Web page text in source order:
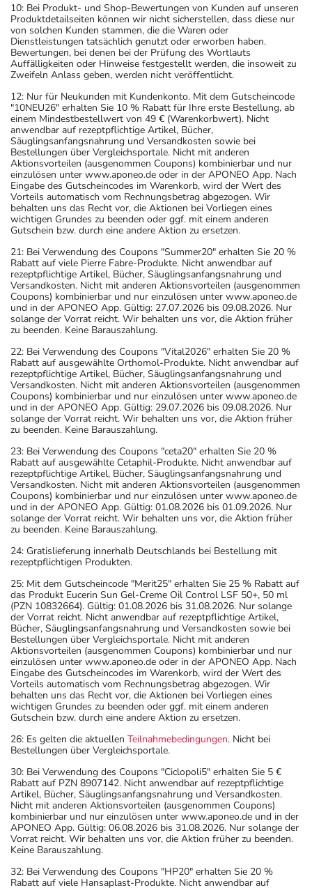
10: Bei Produkt- und Shop-Bewertungen von Kunden auf unseren
Produktdetailseiten können wir nicht sicherstellen, dass diese nur
von solchen Kunden stammen, die die Waren oder
Dienstleistungen tatsächlich genutzt oder erworben haben.
Bewertungen, bei denen bei der Prüfung des Wortlauts
Auffälligkeiten oder Hinweise festgestellt werden, die insoweit zu
Zweifeln Anlass geben, werden nicht veröffentlicht.
12: Nur für Neukunden mit Kundenkonto. Mit dem Gutscheincode
"10NEU26" erhalten Sie 10 % Rabatt für Ihre erste Bestellung, ab
einem Mindestbestellwert von 49 € (Warenkorbwert). Nicht
anwendbar auf rezeptpflichtige Artikel, Bücher,
Säuglingsanfangsnahrung und Versandkosten sowie bei
Bestellungen über Vergleichsportale. Nicht mit anderen
Aktionsvorteilen (ausgenommen Coupons) kombinierbar und nur
einzulösen unter www.aponeo.de oder in der APONEO App. Nach
Eingabe des Gutscheincodes im Warenkorb, wird der Wert des
Vorteils automatisch vom Rechnungsbetrag abgezogen. Wir
behalten uns das Recht vor, die Aktionen bei Vorliegen eines
wichtigen Grundes zu beenden oder ggf. mit einem anderen
Gutschein bzw. durch eine andere Aktion zu ersetzen.
21: Bei Verwendung des Coupons "Summer20" erhalten Sie 20 %
Rabatt auf viele Pierre Fabre-Produkte. Nicht anwendbar auf
rezeptpflichtige Artikel, Bücher, Säuglingsanfangsnahrung und
Versandkosten. Nicht mit anderen Aktionsvorteilen (ausgenommen
Coupons) kombinierbar und nur einzulösen unter www.aponeo.de
und in der APONEO App. Gültig: 27.07.2026 bis 09.08.2026. Nur
solange der Vorrat reicht. Wir behalten uns vor, die Aktion früher
zu beenden. Keine Barauszahlung.
22: Bei Verwendung des Coupons "Vital2026" erhalten Sie 20 %
Rabatt auf ausgewählte Orthomol-Produkte. Nicht anwendbar auf
rezeptpflichtige Artikel, Bücher, Säuglingsanfangsnahrung und
Versandkosten. Nicht mit anderen Aktionsvorteilen (ausgenommen
Coupons) kombinierbar und nur einzulösen unter www.aponeo.de
und in der APONEO App. Gültig: 29.07.2026 bis 09.08.2026. Nur
solange der Vorrat reicht. Wir behalten uns vor, die Aktion früher
zu beenden. Keine Barauszahlung.
23: Bei Verwendung des Coupons "ceta20" erhalten Sie 20 %
Rabatt auf ausgewählte Cetaphil-Produkte. Nicht anwendbar auf
rezeptpflichtige Artikel, Bücher, Säuglingsanfangsnahrung und
Versandkosten. Nicht mit anderen Aktionsvorteilen (ausgenommen
Coupons) kombinierbar und nur einzulösen unter www.aponeo.de
und in der APONEO App. Gültig: 01.08.2026 bis 01.09.2026. Nur
solange der Vorrat reicht. Wir behalten uns vor, die Aktion früher
zu beenden. Keine Barauszahlung.
24: Gratislieferung innerhalb Deutschlands bei Bestellung mit
rezeptpflichtigen Produkten.
25: Mit dem Gutscheincode "Merit25" erhalten Sie 25 % Rabatt auf
das Produkt Eucerin Sun Gel-Creme Oil Control LSF 50+, 50 ml
(PZN 10832664). Gültig: 01.08.2026 bis 31.08.2026. Nur solange
der Vorrat reicht. Nicht anwendbar auf rezeptpflichtige Artikel,
Bücher, Säuglingsanfangsnahrung und Versandkosten sowie bei
Bestellungen über Vergleichsportale. Nicht mit anderen
Aktionsvorteilen (ausgenommen Coupons) kombinierbar und nur
einzulösen unter www.aponeo.de oder in der APONEO App. Nach
Eingabe des Gutscheincodes im Warenkorb, wird der Wert des
Vorteils automatisch vom Rechnungsbetrag abgezogen. Wir
behalten uns das Recht vor, die Aktionen bei Vorliegen eines
wichtigen Grundes zu beenden oder ggf. mit einem anderen
Gutschein bzw. durch eine andere Aktion zu ersetzen.
26: Es gelten die aktuellen Teilnahmebedingungen. Nicht bei
Bestellungen über Vergleichsportale.
30: Bei Verwendung des Coupons "Ciclopoli5" erhalten Sie 5 €
Rabatt auf PZN 8907142. Nicht anwendbar auf rezeptpflichtige
Artikel, Bücher, Säuglingsanfangsnahrung und Versandkosten.
Nicht mit anderen Aktionsvorteilen (ausgenommen Coupons)
kombinierbar und nur einzulösen unter www.aponeo.de und in der
APONEO App. Gültig: 06.08.2026 bis 31.08.2026. Nur solange der
Vorrat reicht. Wir behalten uns vor, die Aktion früher zu beenden.
Keine Barauszahlung.
32: Bei Verwendung des Coupons "HP20" erhalten Sie 20 %
Rabatt auf viele Hansaplast-Produkte. Nicht anwendbar auf